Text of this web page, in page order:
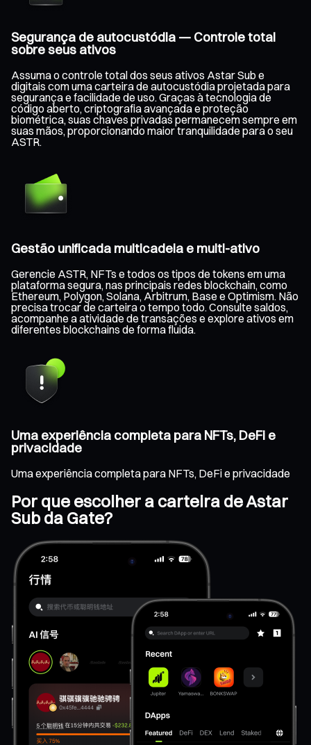
Segurança de autocustódia — Controle total
sobre seus ativos
Assuma o controle total dos seus ativos Astar Sub e
digitais com uma carteira de autocustódia projetada para
segurança e facilidade de uso. Graças à tecnologia de
código aberto, criptografia avançada e proteção
biométrica, suas chaves privadas permanecem sempre em
suas mãos, proporcionando maior tranquilidade para o seu
ASTR.
Gestão unificada multicadeia e multi-ativo
Gerencie ASTR, NFTs e todos os tipos de tokens em uma
plataforma segura, nas principais redes blockchain, como
Ethereum, Polygon, Solana, Arbitrum, Base e Optimism. Não
precisa trocar de carteira o tempo todo. Consulte saldos,
acompanhe a atividade de transações e explore ativos em
diferentes blockchains de forma fluida.
Uma experiência completa para NFTs, DeFi e
privacidade
Uma experiência completa para NFTs, DeFi e privacidade
Por que escolher a carteira de Astar
Sub da Gate?